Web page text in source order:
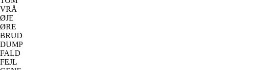
VRÅ
ØJE
ØRE
BRUD
DUMP
FALD
FEJL